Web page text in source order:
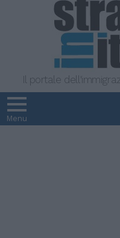
Il portale
Menu